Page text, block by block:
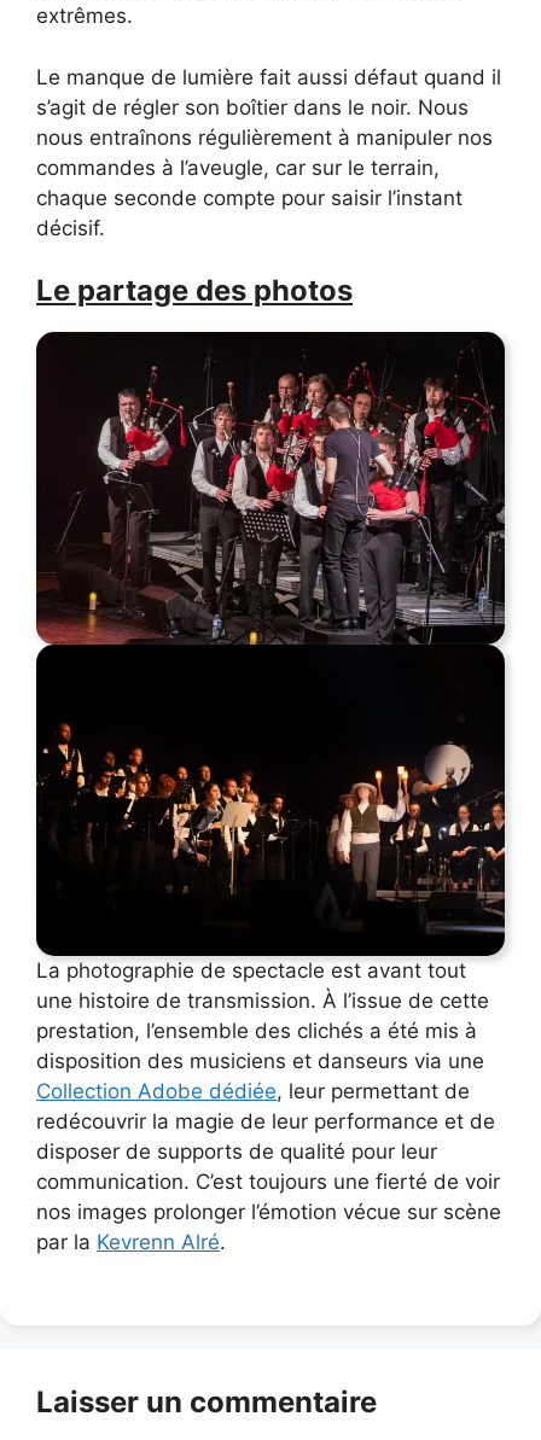
extrêmes.
Le manque de lumière fait aussi défaut quand il
s’agit de régler son boîtier dans le noir. Nous
nous entraînons régulièrement à manipuler nos
commandes à l’aveugle, car sur le terrain,
chaque seconde compte pour saisir l’instant
décisif.
Le partage des photos
La photographie de spectacle est avant tout
une histoire de transmission. À l’issue de cette
prestation, l’ensemble des clichés a été mis à
disposition des musiciens et danseurs via une
Collection Adobe dédiée, leur permettant de
redécouvrir la magie de leur performance et de
disposer de supports de qualité pour leur
communication. C’est toujours une fierté de voir
nos images prolonger l’émotion vécue sur scène
par la Kevrenn Alré.
Laisser un commentaire